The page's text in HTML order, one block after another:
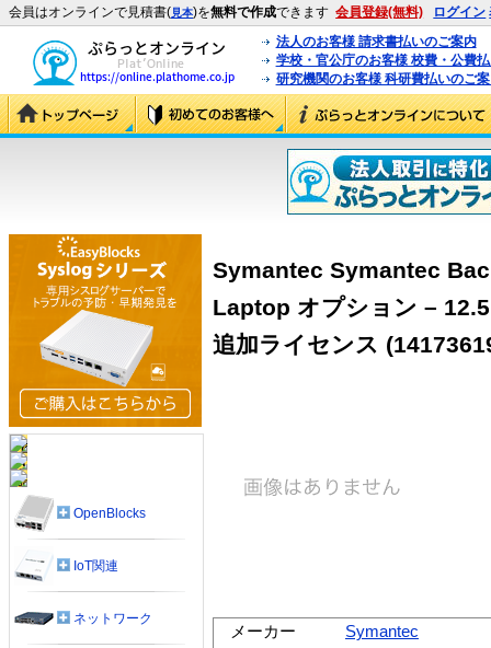
会員はオンラインで見積書(見本)を無料で作成できます 会員登録(無料) ログイン
法人のお客様 請求書払いのご案内
学校・官公庁のお客様 校費・公費
研究機関のお客様 科研費払いのご
Symantec Symantec
Laptop オプション –
追加ライセンス
メーカー
Symantec
OpenBlocks
IoT関連
ネットワーク